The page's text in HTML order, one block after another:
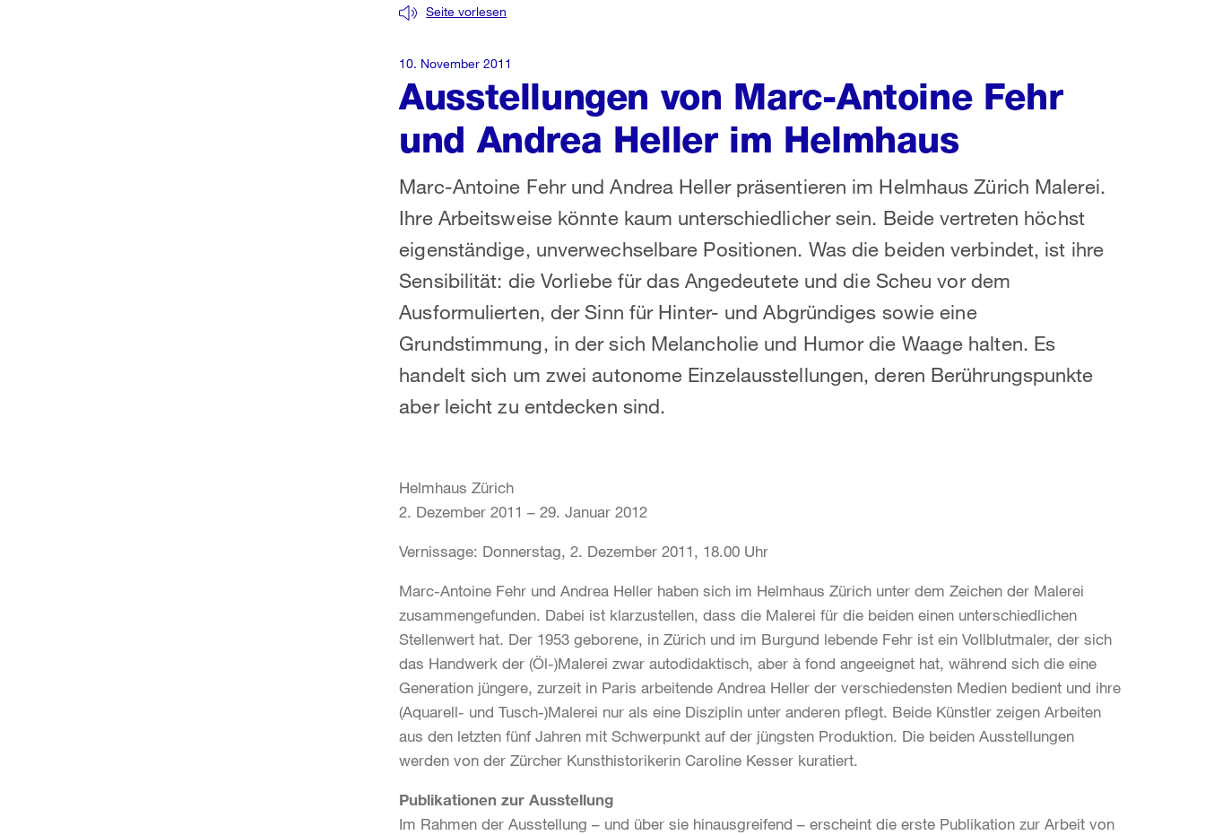
Ausstellungen von Marc-Antoine Fehr
und Andrea Heller im Helmhaus
Seite vorlesen
Marc-Antoine Fehr und Andrea Heller präsentieren im Helmhaus Zürich Malerei.
Ihre Arbeitsweise könnte kaum unterschiedlicher sein. Beide vertreten höchst
eigenständige, unverwechselbare Positionen. Was die beiden verbindet, ist ihre
Sensibilität: die Vorliebe für das Angedeutete und die Scheu vor dem
Ausformulierten, der Sinn für Hinter- und Abgründiges sowie eine
Grundstimmung, in der sich Melancholie und Humor die Waage halten. Es
handelt sich um zwei autonome Einzelausstellungen, deren Berührungspunkte
aber leicht zu entdecken sind.
10. November 2011
Helmhaus Zürich
2. Dezember 2011 – 29. Januar 2012
Vernissage: Donnerstag, 2. Dezember 2011, 18.00 Uhr
Marc-Antoine Fehr und Andrea Heller haben sich im Helmhaus Zürich unter dem Zeichen der Malerei
zusammengefunden. Dabei ist klarzustellen, dass die Malerei für die beiden einen unterschiedlichen
Stellenwert hat. Der 1953 geborene, in Zürich und im Burgund lebende Fehr ist ein Vollblutmaler, der sich
das Handwerk der (Öl-)Malerei zwar autodidaktisch, aber à fond angeeignet hat, während sich die eine
Generation jüngere, zurzeit in Paris arbeitende Andrea Heller der verschiedensten Medien bedient und ihre
(Aquarell- und Tusch-)Malerei nur als eine Disziplin unter anderen pflegt. Beide Künstler zeigen Arbeiten
aus den letzten fünf Jahren mit Schwerpunkt auf der jüngsten Produktion. Die beiden Ausstellungen
werden von der Zürcher Kunsthistorikerin Caroline Kesser kuratiert.
Publikationen zur Ausstellung
Im Rahmen der Ausstellung – und über sie hinausgreifend – erscheint die erste Publikation zur Arbeit von